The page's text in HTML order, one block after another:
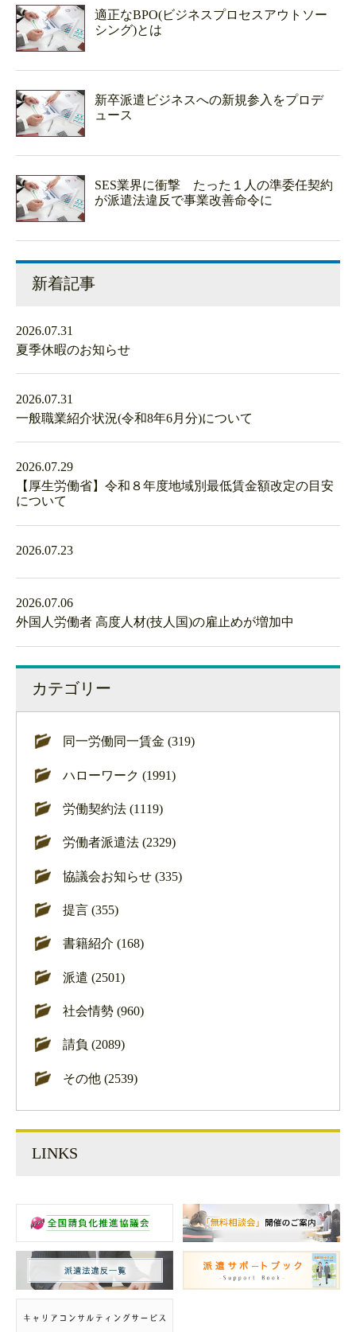
適正なBPO(ビジネスプロセスアウトソー
シング)とは
新卒派遣ビジネスへの新規参入をプロデ
ュース
SES業界に衝撃 たった１人の準委任契約
が派遣法違反で事業改善命令に
新着記事
2026.07.31
夏季休暇のお知らせ
2026.07.31
一般職業紹介状況(令和8年6月分)について
2026.07.29
【厚生労働省】令和８年度地域別最低賃金額改定の目安
について
2026.07.23
2026.07.06
外国人労働者 高度人材(技人国)の雇止めが増加中
カテゴリー
同一労働同一賃金 (319)
ハローワーク (1991)
労働契約法 (1119)
労働者派遣法 (2329)
協議会お知らせ (335)
提言 (355)
書籍紹介 (168)
派遣 (2501)
社会情勢 (960)
請負 (2089)
その他 (2539)
LINKS